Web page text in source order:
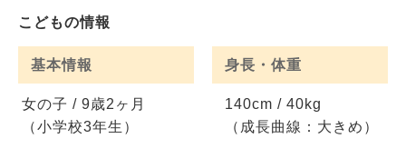
こどもの情報
基本情報
女の子 / 9歳2ヶ月
（小学校3年生）
身長・体重
140cm / 40kg
（成長曲線：大きめ）